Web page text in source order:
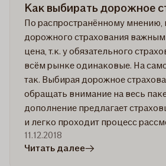
Как выбирать дорожное
По распространённому мнению,
дорожного страхования важным
цена, т.к. у обязательного
всём рынке одинаковые. На
так. Выбирая дорожное
обращать внимание на весь
дополнение предлагает
и легко проходит процесс
11.12.2018
Читать далеев